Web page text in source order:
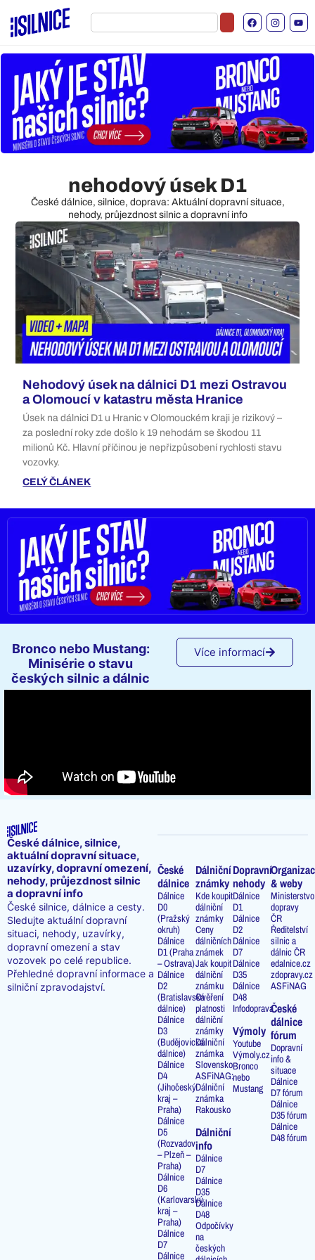
nehodový úsek D1
České dálnice, silnice, doprava: Aktuální dopravní situace,
nehody, průjezdnost silnic a dopravní info
Nehodový úsek na dálnici D1 mezi Ostravou
a Olomoucí v katastru města Hranice
Úsek na dálnici D1 u Hranic v Olomouckém kraji je rizikový –
za poslední roky zde došlo k 19 nehodám se škodou 11
milionů Kč. Hlavní příčinou je nepřizpůsobení rychlosti stavu
vozovky.
CELÝ ČLÁNEK
Bronco nebo Mustang:
Minisérie o stavu
českých silnic a dálnic
Více informací
České dálnice, silnice,
aktuální dopravní situace,
uzavírky, dopravní omezení,
nehody, průjezdnost silnic
a dopravní info
České silnice, dálnice a cesty.
Sledujte aktuální dopravní
situaci, nehody, uzavírky,
dopravní omezení a stav
vozovek po celé republice.
Přehledné dopravní informace a
silniční zpravodajství.
České
dálnice
Dálnice
D0
(Pražský
okruh)
Dálnice
D1 (Praha
– Ostrava)
Dálnice
D2
(Bratislavská
dálnice)
Dálnice
D3
(Budějovická
dálnice)
Dálnice
D4
(Jihočeský
kraj –
Praha)
Dálnice
D5
(Rozvadov
– Plzeň –
Praha)
Dálnice
D6
(Karlovarský
kraj –
Praha)
Dálnice
D7
Dálnice
Dálniční
známky
Kde koupit
dálniční
známky
Ceny
dálničních
známek
Jak koupit
dálniční
známku
Ověření
platnosti
dálniční
známky
Dálniční
známka
Slovensko
ASFiNAG:
Dálniční
známka
Rakousko
Dálniční
info
Dálnice
D7
Dálnice
D35
Dálnice
D48
Odpočívky
na
českých
Dopravní
nehody
Dálnice
D1
Dálnice
D2
Dálnice
D7
Dálnice
D35
Dálnice
D48
Infodoprava
Výmoly
Youtube
Výmoly.cz
Bronco
nebo
Mustang
& weby
Ministerstvo
dopravy
ČR
Ředitelství
silnic a
dálnic ČR
edalnice.cz
zdopravy.cz
ASFiNAG
České
dálnice
fórum
Dopravní
info &
situace
Dálnice
D7 fórum
Dálnice
D35 fórum
Dálnice
D48 fórum